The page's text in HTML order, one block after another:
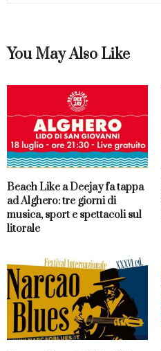
You May Also Like
Beach Like a Deejay fa tappa
ad Alghero: tre giorni di
musica, sport e spettacoli sul
litorale